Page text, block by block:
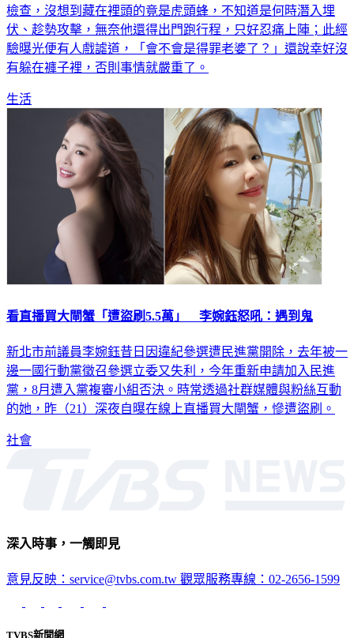
檢查，沒想到藏在裡頭的竟是虎頭蜂，不知道是何時潛入埋
伏、趁勢攻擊，無奈他還得出門跑行程，只好忍痛上陣；此經
驗曝光便有人戲謔道，「會不會是得罪老婆了？」還說幸好沒
有躲在褲子裡，否則事情就嚴重了。
生活
看直播買大閘蟹「遭盜刷5.5萬」 李婉鈺怒吼：遇到鬼
新北市前議員李婉鈺昔日因違紀參選遭民進黨開除，去年被一
邊一國行動黨徵召參選立委又失利，今年重新申請加入民進
黨，8月遭入黨複審小組否決。時常透過社群媒體與粉絲互動
的她，昨（21）深夜自曝在線上直播買大閘蟹，慘遭盜刷。
社會
深入時事，一觸即見
意見反映：service@tvbs.com.tw 觀眾服務專線：02-2656-1599
TVBS新聞網